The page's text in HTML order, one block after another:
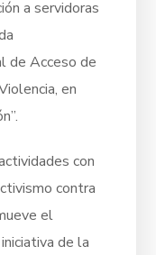
a servidoras
de Acceso de
en
con
contra
el
de la